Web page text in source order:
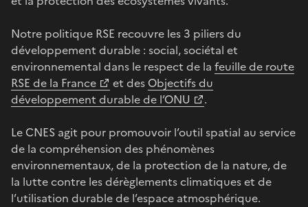
Notre politique RSE recouvre les 3 piliers du
développement durable : social, sociétal et
environnemental dans le respect de la feuille de route
RSE de la France
et des Objectifs du
développement durable de l’ONU
.
Le CNES agit pour promouvoir l’outil spatial au service
de la compréhension des phénomènes
environnementaux, de la protection de la nature, de
la lutte contre les dérèglements climatiques et de
l’utilisation durable de l’espace atmosphérique.